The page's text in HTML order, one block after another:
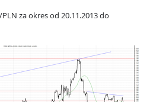
za okres od 20.11.2013 do